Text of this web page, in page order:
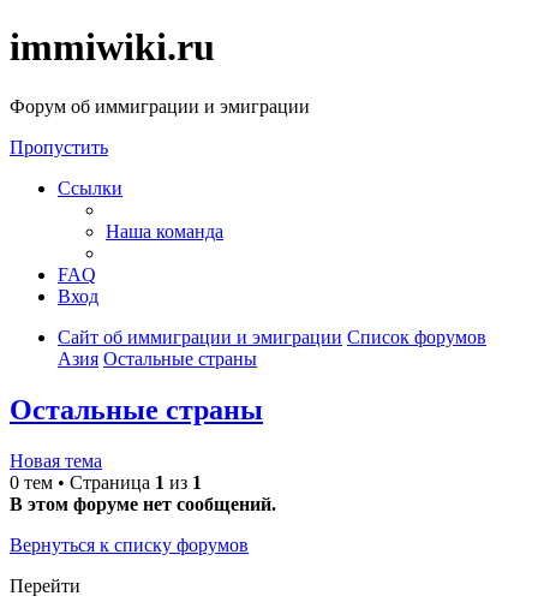
immiwiki.ru
Форум об иммиграции и эмиграции
Пропустить
Ссылки
Наша команда
FAQ
Вход
Сайт об иммиграции и эмиграции Список форумов
Азия Остальные страны
Остальные страны
Новая тема
0 тем • Страница 1 из 1
В этом форуме нет сообщений.
Вернуться к списку форумов
Перейти